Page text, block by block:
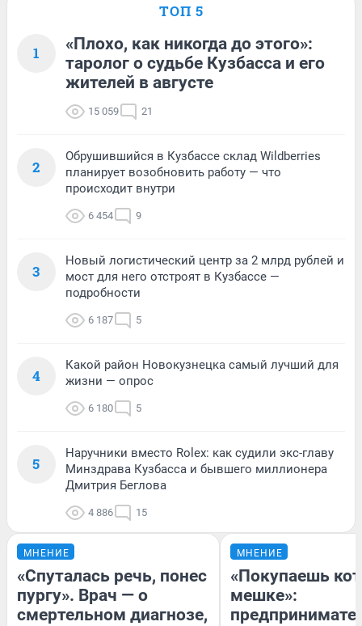
ТОП 5
1
«Плохо, как никогда до этого»:
таролог о судьбе Кузбасса и его
жителей в августе
15 059 21
2
Обрушившийся в Кузбассе склад Wildberries
планирует возобновить работу — что
происходит внутри
6 454 9
3
Новый логистический центр за 2 млрд рублей и
мост для него отстроят в Кузбассе —
подробности
6 187 5
4
Какой район Новокузнецка самый лучший для
жизни — опрос
6 180 5
5
Наручники вместо Rolex: как судили экс-главу
Минздрава Кузбасса и бывшего миллионера
Дмитрия Беглова
4 886 15
МНЕНИЕ
«Спуталась речь, понес
пургу». Врач — о
смертельном диагнозе,
МНЕНИЕ
«Покупаешь
мешке»: